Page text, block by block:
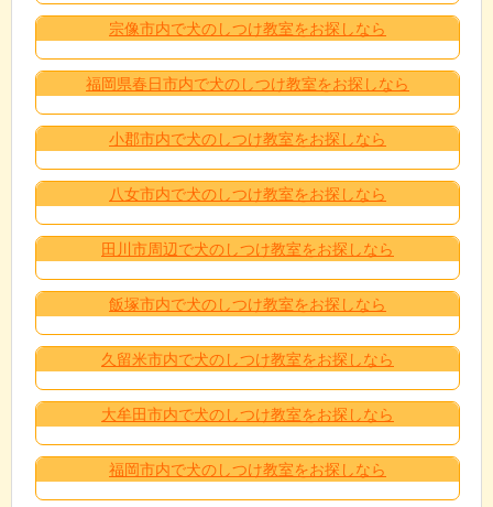
宗像市内で犬のしつけ教室をお探しなら
福岡県春日市内で犬のしつけ教室をお探しなら
小郡市内で犬のしつけ教室をお探しなら
八女市内で犬のしつけ教室をお探しなら
田川市周辺で犬のしつけ教室をお探しなら
飯塚市内で犬のしつけ教室をお探しなら
久留米市内で犬のしつけ教室をお探しなら
大牟田市内で犬のしつけ教室をお探しなら
福岡市内で犬のしつけ教室をお探しなら